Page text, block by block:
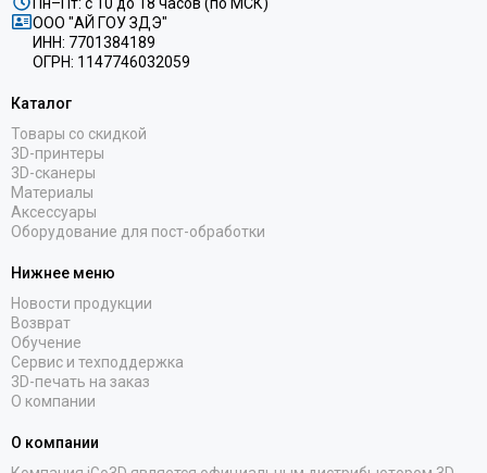
ООО "АЙ ГОУ ЗДЭ"
ИНН: 7701384189
ОГРН: 1147746032059
Каталог
Товары со скидкой
3D-принтеры
3D-сканеры
Материалы
Аксессуары
Оборудование для пост-обработки
Нижнее меню
Новости продукции
Возврат
Обучение
Сервис и техподдержка
3D-печать на заказ
О компании
О компании